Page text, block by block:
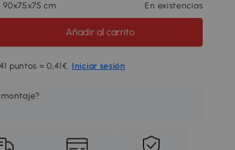
90x75x75 cm En existencias
Añadir al carrito
puntos = 0,41€. Iniciar sesión